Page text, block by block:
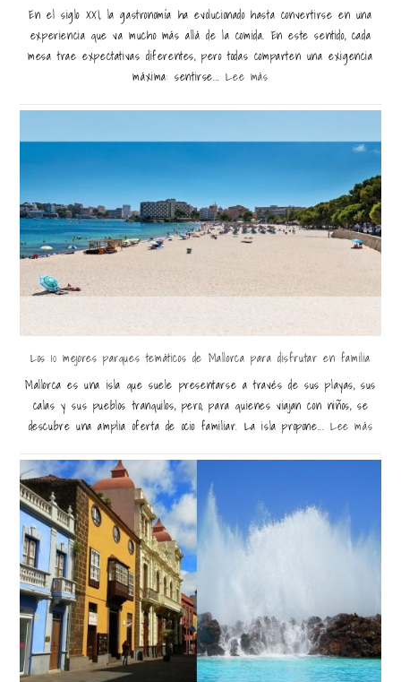
En el siglo XXI, la gastronomía ha evolucionado hasta convertirse en una
experiencia que va mucho más allá de la comida. En este sentido, cada
mesa trae expectativas diferentes, pero todas comparten una exigencia
máxima: sentirse...Lee más
Los 10 mejores parques temáticos de Mallorca para disfrutar en familia
Mallorca es una isla que suele presentarse a través de sus playas, sus
calas y sus pueblos tranquilos, pero, para quienes viajan con niños, se
descubre una amplia oferta de ocio familiar. La isla propone...Lee más